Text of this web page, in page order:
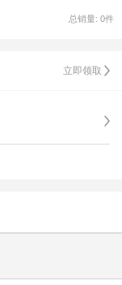
总销量: 0件
立即领取